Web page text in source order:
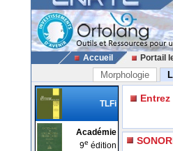
Accueil Portail
Morphologie
TLFi
Académie
9e édition